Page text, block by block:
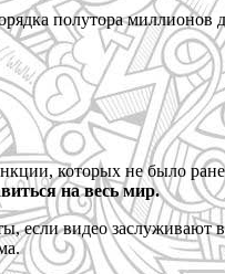
полутора миллионов
которых не было
на весь мир.
если видео заслуживают